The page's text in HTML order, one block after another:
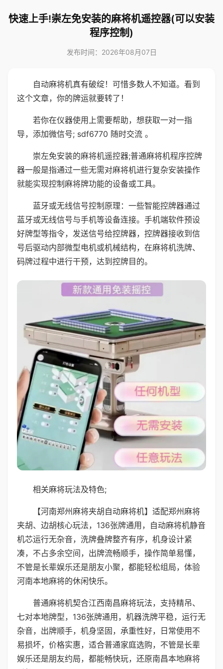
快速上手!崇左免安装的麻将机遥控器(可以安装
程序控制)
发布时间：2026年08月07日
自动麻将机真有破绽！可惜多数人不知道。看到
这个文章，你的牌运就要转了！
若你在仪器使用上需要帮助，想获取一对一指
导，添加微信号; sdf6770 随时交流 。
崇左免安装的麻将机遥控器;普通麻将机程序控牌
器一般是指通过一些无需对麻将机进行复杂安装操作
就能实现控制麻将牌功能的设备或工具。
蓝牙或无线信号控制原理：一些智能控牌器通过
蓝牙或无线信号与手机等设备连接。手机端软件预设
好牌型等指令，发送信号给控牌器，控牌器接收到信
号后驱动内部微型电机或机械结构，在麻将机洗牌、
码牌过程中进行干预，达到控牌目的。
相关麻将玩法及特色;
【河南郑州麻将夹胡自动麻将机】适配郑州麻将
夹胡、边胡核心玩法，136张牌通用，自动麻将机静音
机芯运行无杂音，洗牌叠牌整齐有序，机身设计紧
凑，不占多余空间，出牌流畅顺手，操作简单易懂，
不管是长辈娱乐还是朋友小聚，都能轻松组局，体验
河南本地麻将的休闲快乐。
普通麻将机契合江西南昌麻将玩法，支持精吊、
七对本地牌型，136张牌通用，机器洗牌平稳，运行无
杂音，出牌顺手，机身坚固，承重性好，日常使用不
易损坏，价格实惠，适合普通家庭选购，不管是长辈
娱乐还是朋友约局，都能畅快玩，还原南昌本地麻将